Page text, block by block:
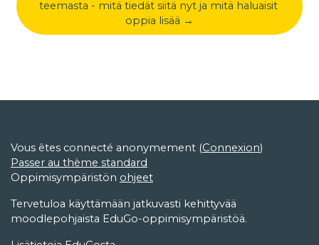
teemasta - mitä tiedät siitä nyt ja mitä haluaisit
oppia lisää →
Vous êtes connecté anonymement (Connexion)
Passer au thème standard
Oppimisympäristön ohjeet
Tervetuloa käyttämään jatkuvasti kehittyvää
moodlepohjaista EduGo-oppimisympäristöä.